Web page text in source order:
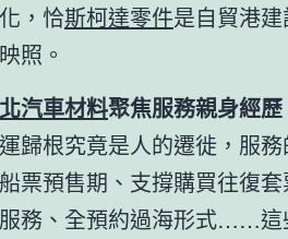
，恰斯柯達零件是自貿港
照。
汽車材料聚焦服務親身經
歸根究竟是人的遷徙，服
票預售期、支撐購買往復
服務、全預約過海形式……這